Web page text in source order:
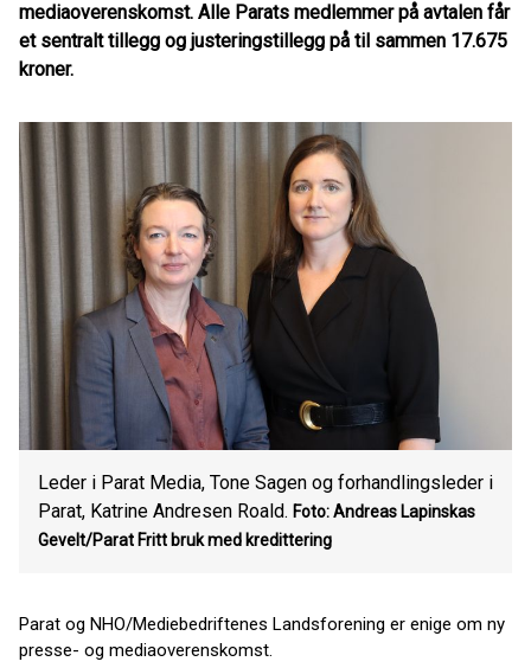
mediaoverenskomst. Alle Parats medlemmer på avtalen får
et sentralt tillegg og justeringstillegg på til sammen 17.675
kroner.
Leder i Parat Media, Tone Sagen og forhandlingsleder i
Parat, Katrine Andresen Roald. Foto: Andreas Lapinskas
Gevelt/Parat Fritt bruk med kredittering
Parat og NHO/Mediebedriftenes Landsforening er enige om ny
presse- og mediaoverenskomst.